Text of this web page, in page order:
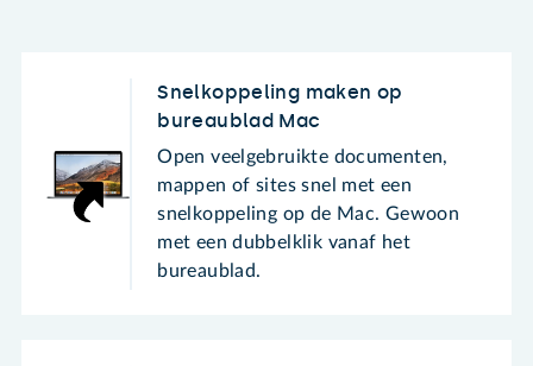
Snelkoppeling maken op
bureaublad Mac
Open veelgebruikte documenten,
mappen of sites snel met een
snelkoppeling op de Mac. Gewoon
met een dubbelklik vanaf het
bureaublad.